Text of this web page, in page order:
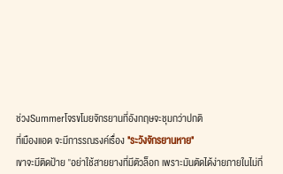
ช่วงSummerโจรขโมยจักรยานที่อังกฤษจะชุมกว่าปกติ
ที่เมืองแอด จะมีการรณรงค์เรื่อง "ระวังจักรยานหาย"
เขาจะมีติดป้าย "อย่าใช้สายยางที่มีตัวล็อก เพราะมันตัดได้ง่ายภายในไม่กี่